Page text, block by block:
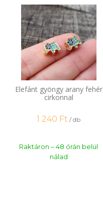
Elefánt gyöngy arany fehér
cirkonnal
1 240 Ft / db
Raktáron – 48 órán belül
nálad